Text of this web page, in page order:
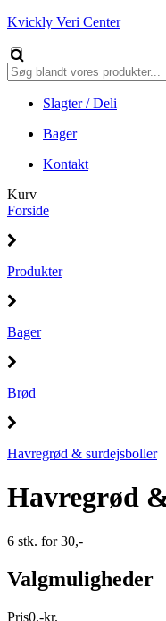
Kvickly Veri Center
Slagter / Deli
Bager
Kontakt
Kurv
Forside
Produkter
Bager
Brød
Havregrød & surdejsboller
Havregrød
6 stk. for 30,-
Valgmuligheder
Pris0,-kr.